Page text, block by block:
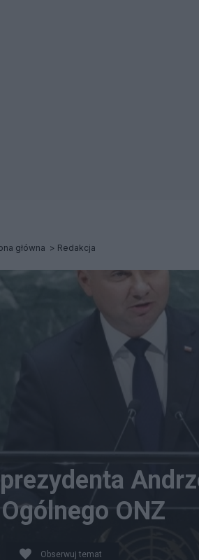
główna Redakcja
ONZ
Obserwuj temat